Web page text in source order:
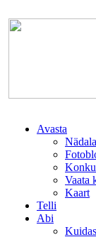
Avasta
Vaata
Kaart
Telli
Abi